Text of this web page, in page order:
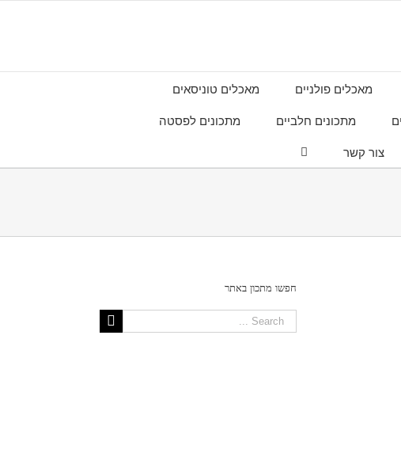
מאכלים פולניים מאכלים טוניסאים
מתכונים חלביים מתכונים לפסטה
צור קשר
חפשו מתכון באתר